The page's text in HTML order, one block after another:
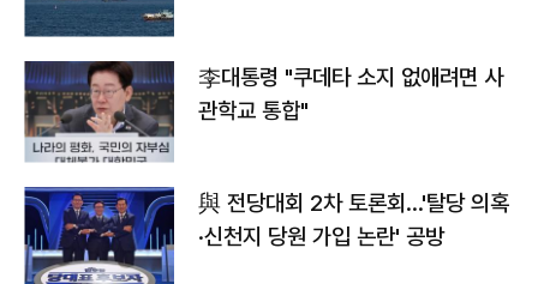
李대통령 "쿠데타 소지 없애려면 사
관학교 통합"
與 전당대회 2차 토론회…'탈당 의혹
·신천지 당원 가입 논란' 공방